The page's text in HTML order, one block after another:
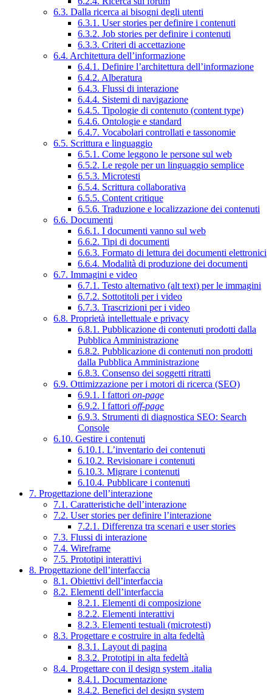
6.3. Dalla ricerca ai bisogni degli utenti
6.3.1. User stories per definire i contenuti
6.3.2. Job stories per definire i contenuti
6.3.3. Criteri di accettazione
6.4. Architettura dell’informazione
6.4.1. Definire l’architettura dell’informazione
6.4.2. Alberatura
6.4.3. Flussi di interazione
6.4.4. Sistemi di navigazione
6.4.5. Tipologie di contenuto (content type)
6.4.6. Ontologie e standard
6.4.7. Vocabolari controllati e tassonomie
6.5. Scrittura e linguaggio
6.5.1. Come leggono le persone sul web
6.5.2. Le regole per un linguaggio semplice
6.5.3. Microtesti
6.5.4. Scrittura collaborativa
6.5.5. Content critique
6.5.6. Traduzione e localizzazione dei contenuti
6.6. Documenti
6.6.1. I documenti vanno sul web
6.6.2. Tipi di documenti
6.6.3. Formato di lettura dei documenti elettronici
6.6.4. Modalità di produzione dei documenti
6.7. Immagini e video
6.7.1. Testo alternativo (alt text) per le immagini
6.7.2. Sottotitoli per i video
6.7.3. Trascrizioni per i video
6.8. Proprietà intellettuale e privacy
6.8.1. Pubblicazione di contenuti prodotti dalla
Pubblica Amministrazione
6.8.2. Pubblicazione di contenuti non prodotti
dalla Pubblica Amministrazione
6.8.3. Consenso dei soggetti ritratti
6.9. Ottimizzazione per i motori di ricerca (SEO)
6.9.1. I fattori on-page
6.9.2. I fattori off-page
6.9.3. Strumenti di diagnostica SEO: Search
Console
6.10. Gestire i contenuti
6.10.1. L’inventario dei contenuti
6.10.2. Revisionare i contenuti
6.10.3. Migrare i contenuti
6.10.4. Pubblicare i contenuti
7. Progettazione dell’interazione
7.1. Caratteristiche dell’interazione
7.2. User stories per definire l’interazione
7.2.1. Differenza tra scenari e user stories
7.3. Flussi di interazione
7.4. Wireframe
7.5. Prototipi interattivi
8. Progettazione dell’interfaccia
8.1. Obiettivi dell’interfaccia
8.2. Elementi dell’interfaccia
8.2.1. Elementi di composizione
8.2.2. Elementi interattivi
8.2.3. Elementi testuali (microtesti)
8.3. Progettare e costruire in alta fedeltà
8.3.1. Layout di pagina
8.3.2. Prototipi in alta fedeltà
8.4. Progettare con il design system .italia
8.4.1. Documentazione
8.4.2. Benefici del design system